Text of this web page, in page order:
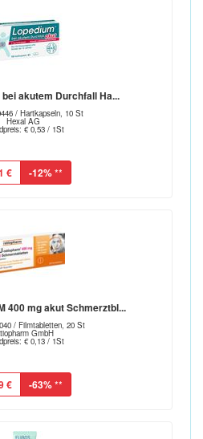
bei akutem Durchfall Ha...
/ Hartkapseln, 10 St
Hexal AG
€ 0,53 / 1St
€ -12%**
400 mg akut Schmerztbl...
/ Filmtabletten, 20 St
GmbH
€ 0,13 / 1St
€ -63%**